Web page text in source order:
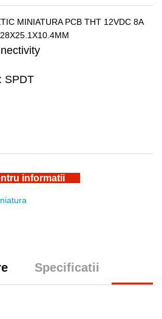
MINIATURA PCB THT 12VDC 8A
: SPDT
informatii
Specificatii